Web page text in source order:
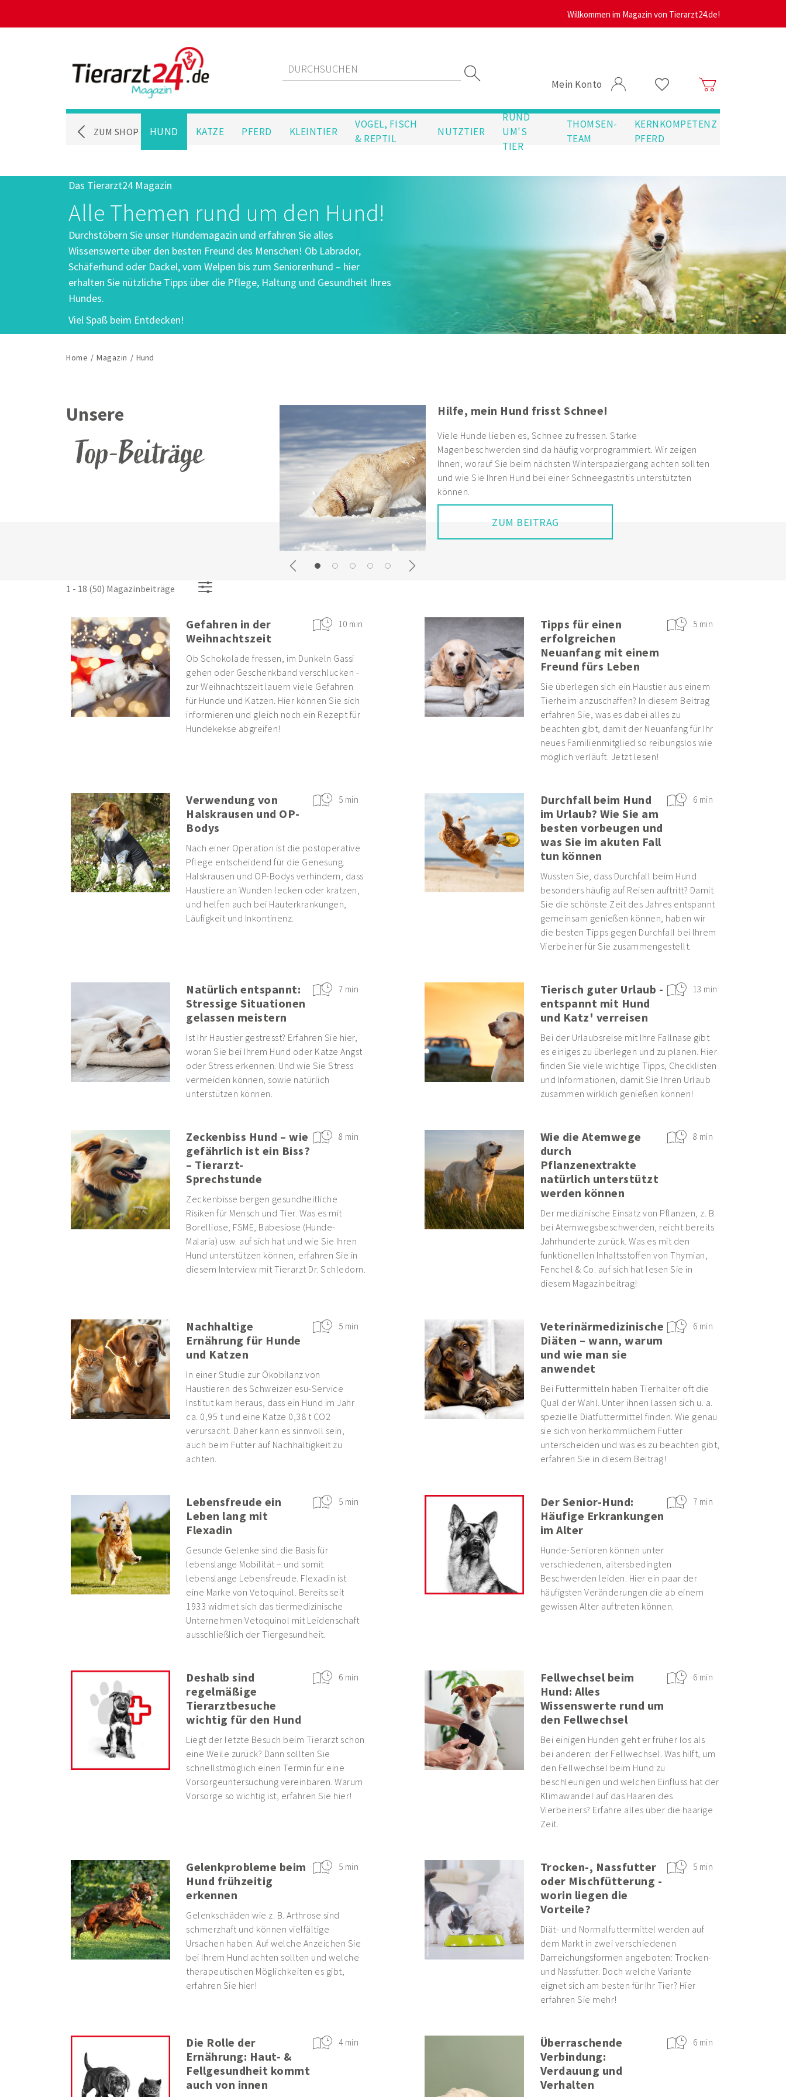
Willkommen im Magazin von Tierarzt24.de!
Mein Konto
ZUM SHOP HUND KATZE PFERD KLEINTIER
VOGEL, FISCH
& REPTIL
NUTZTIER
RUND
UM'S
TIER
THOMSEN-
TEAM
KERNKOMPETENZ
PFERD
Das Tierarzt24 Magazin
Alle Themen rund um den Hund!
Durchstöbern Sie unser Hundemagazin und erfahren Sie alles
Wissenswerte über den besten Freund des Menschen! Ob Labrador,
Schäferhund oder Dackel, vom Welpen bis zum Seniorenhund – hier
erhalten Sie nützliche Tipps über die Pflege, Haltung und Gesundheit Ihres
Hundes.
Viel Spaß beim Entdecken!
Home / Magazin / Hund
Unsere
Top-Beiträge
Arthrose beim Hund: Wenn die Stoßdämpfer nicht
Viele Hunde erkranken im Laufe ihres Lebens an schmerzhaften
Veränderungen der Gelenke, der sogenannten Arthrose. Lesen Sie
hier, wie Gelenke aufgebaut sind und was Sie bei der Vorbeugung
sowie im Fall einer Erkrankung beachten sollten.
ZUM BEITRAG
Previous
Next
1 - 18 (50) Magazinbeiträge
Gefahren in der
Weihnachtszeit
10 min
Ob Schokolade fressen, im Dunkeln Gassi
gehen oder Geschenkband verschlucken -
zur Weihnachtszeit lauern viele Gefahren
für Hunde und Katzen. Hier können Sie sich
informieren und gleich noch ein Rezept für
Hundekekse abgreifen!
Tipps für einen
erfolgreichen
Neuanfang mit einem
Freund fürs Leben
5 min
Sie überlegen sich ein Haustier aus einem
Tierheim anzuschaffen? In diesem Beitrag
erfahren Sie, was es dabei alles zu
beachten gibt, damit der Neuanfang für Ihr
neues Familienmitglied so reibungslos wie
möglich verläuft. Jetzt lesen!
Verwendung von
Halskrausen und OP-
Bodys
5 min
Nach einer Operation ist die postoperative
Pflege entscheidend für die Genesung.
Halskrausen und OP-Bodys verhindern, dass
Haustiere an Wunden lecken oder kratzen,
und helfen auch bei Hauterkrankungen,
Läufigkeit und Inkontinenz.
Durchfall beim Hund
im Urlaub? Wie Sie am
besten vorbeugen und
was Sie im akuten Fall
tun können
6 min
Wussten Sie, dass Durchfall beim Hund
besonders häufig auf Reisen auftritt? Damit
Sie die schönste Zeit des Jahres entspannt
gemeinsam genießen können, haben wir
die besten Tipps gegen Durchfall bei Ihrem
Vierbeiner für Sie zusammengestellt.
Natürlich entspannt:
Stressige Situationen
gelassen meistern
7 min
Ist Ihr Haustier gestresst? Erfahren Sie hier,
woran Sie bei Ihrem Hund oder Katze Angst
oder Stress erkennen. Und wie Sie Stress
vermeiden können, sowie natürlich
unterstützen können.
Tierisch guter Urlaub -
entspannt mit Hund
und Katz' verreisen
13 min
Bei der Urlaubsreise mit Ihre Fallnase gibt
es einiges zu überlegen und zu planen. Hier
finden Sie viele wichtige Tipps, Checklisten
und Informationen, damit Sie Ihren Urlaub
zusammen wirklich genießen können!
Zeckenbiss Hund – wie
gefährlich ist ein Biss?
– Tierarzt-
Sprechstunde
8 min
Zeckenbisse bergen gesundheitliche
Risiken für Mensch und Tier. Was es mit
Borelliose, FSME, Babesiose (Hunde-
Malaria) usw. auf sich hat und wie Sie Ihren
Hund unterstützen können, erfahren Sie in
diesem Interview mit Tierarzt Dr. Schledorn.
Wie die Atemwege
durch
Pflanzenextrakte
natürlich unterstützt
werden können
8 min
Der medizinische Einsatz von Pflanzen, z. B.
bei Atemwegsbeschwerden, reicht bereits
Jahrhunderte zurück. Was es mit den
funktionellen Inhaltsstoffen von Thymian,
Fenchel & Co. auf sich hat lesen Sie in
diesem Magazinbeitrag!
Nachhaltige
Ernährung für Hunde
und Katzen
5 min
In einer Studie zur Ökobilanz von
Haustieren des Schweizer esu-Service
Institut kam heraus, dass ein Hund im Jahr
ca. 0,95 t und eine Katze 0,38 t CO2
verursacht. Daher kann es sinnvoll sein,
auch beim Futter auf Nachhaltigkeit zu
achten.
Veterinärmedizinische
Diäten – wann, warum
und wie man sie
anwendet
6 min
Bei Futtermitteln haben Tierhalter oft die
Qual der Wahl. Unter ihnen lassen sich u. a.
spezielle Diätfuttermittel finden. Wie genau
sie sich von herkömmlichem Futter
unterscheiden und was es zu beachten gibt,
erfahren Sie in diesem Beitrag!
Lebensfreude ein
Leben lang mit
Flexadin
5 min
Gesunde Gelenke sind die Basis für
lebenslange Mobilität – und somit
lebenslange Lebensfreude. Flexadin ist
eine Marke von Vetoquinol. Bereits seit
1933 widmet sich das tiermedizinische
Unternehmen Vetoquinol mit Leidenschaft
ausschließlich der Tiergesundheit.
Der Senior-Hund:
Häufige Erkrankungen
im Alter
7 min
Hunde-Senioren können unter
verschiedenen, altersbedingten
Beschwerden leiden. Hier ein paar der
häufigsten Veränderungen die ab einem
gewissen Alter auftreten können.
Deshalb sind
regelmäßige
Tierarztbesuche
wichtig für den Hund
6 min
Liegt der letzte Besuch beim Tierarzt schon
eine Weile zurück? Dann sollten Sie
schnellstmöglich einen Termin für eine
Vorsorgeuntersuchung vereinbaren. Warum
Vorsorge so wichtig ist, erfahren Sie hier!
Fellwechsel beim
Hund: Alles
Wissenswerte rund um
den Fellwechsel
6 min
Bei einigen Hunden geht er früher los als
bei anderen: der Fellwechsel. Was hilft, um
den Fellwechsel beim Hund zu
beschleunigen und welchen Einfluss hat der
Klimawandel auf das Haaren des
Vierbeiners? Erfahre alles über die haarige
Zeit.
Gelenkprobleme beim
Hund frühzeitig
erkennen
5 min
Gelenkschäden wie z. B. Arthrose sind
schmerzhaft und können vielfältige
Ursachen haben. Auf welche Anzeichen Sie
bei Ihrem Hund achten sollten und welche
therapeutischen Möglichkeiten es gibt,
erfahren Sie hier!
Trocken-, Nassfutter
oder Mischfütterung -
worin liegen die
Vorteile?
5 min
Diät- und Normalfuttermittel werden auf
dem Markt in zwei verschiedenen
Darreichungsformen angeboten: Trocken-
und Nassfutter. Doch welche Variante
eignet sich am besten für Ihr Tier? Hier
erfahren Sie mehr!
Die Rolle der
Ernährung: Haut- &
Fellgesundheit kommt
auch von innen
4 min
Überraschende
Verbindung:
Verdauung und
Verhalten
6 min